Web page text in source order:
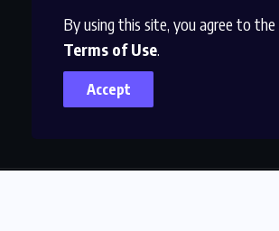
By using this site, you agree to the
Terms of Use.
Accept